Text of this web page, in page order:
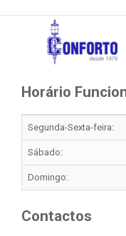
Horário
Segunda-Sexta-feira:
Sábado:
Domingo:
Contactos